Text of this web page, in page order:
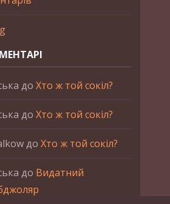
до Хто ж той сокіл?
до Хто ж той сокіл?
до Хто ж той сокіл?
до Видатний